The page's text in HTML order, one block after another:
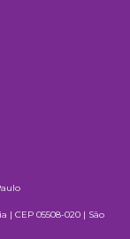
| CEP 05508-020 | São